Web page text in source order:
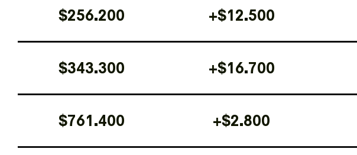
$256.200 +$12.500
$343.300 +$16.700
$761.400 +$2.800